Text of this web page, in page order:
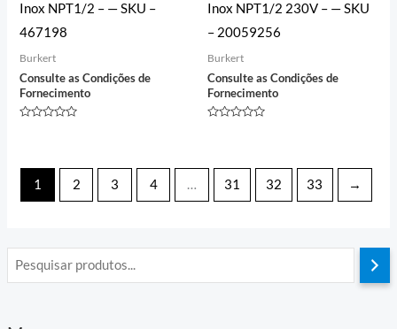
Inox NPT1/2 – — SKU –
467198
Burkert
Consulte as Condições de
Fornecimento
Inox NPT1/2 230V – — SKU
– 20059256
Burkert
Consulte as Condições de
Fornecimento
1 2 3 4 … 31 32 33 →